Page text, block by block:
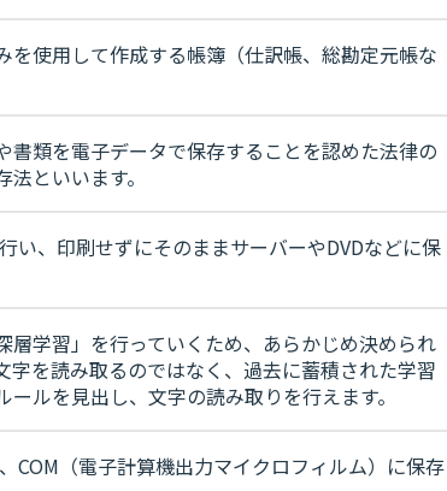
を使用して作成する帳簿（仕訳帳、総勘定元帳な
書類を電子データで保存することを認めた法律の
といいます。
い、印刷せずにそのままサーバーやDVDなどに保
層学習」を行っていくため、あらかじめ決められ
字を読み取るのではなく、過去に蓄積された学習
ールを見出し、文字の読み取りを行えます。
COM（電子計算機出力マイクロフィルム）に保存